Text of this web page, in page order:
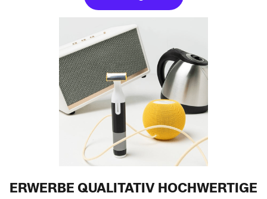
ERWERBE QUALITATIV HOCHWERTIGE